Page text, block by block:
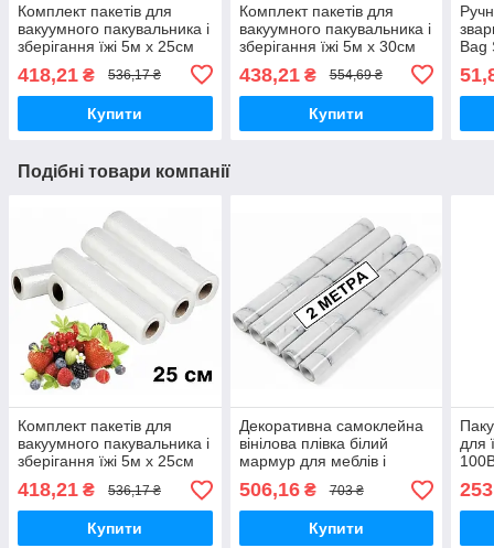
Комплект пакетів для
вакуумного пакувальника і
зберігання їжі 5м х 25см
418,21 ₴ 536,17 ₴
Купити
Комплект пакетів для
вакуумного пакувальника і
зберігання їжі 5м х 30см
438,21₴ 554,69 ₴
Купити
Bag
Подібні товари компанії
Комплект пакетів для
вакуумного пакувальника і
зберігання їжі 5м х 25см
5шт
418,21 ₴ 536,17 ₴
Купити
Декоративна самоклейна
вінілова плівка білий
мармур для меблів і
кухонних поверхонь, 2 м ×
60 см, 5 шт.
506,16₴ 703 ₴
Купити
для